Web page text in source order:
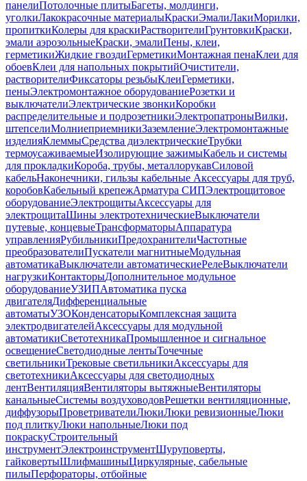
панелиПотолочные плитыБагеты, молдинги,
уголкиЛакокрасочные материалыКраскиЭмалиЛакиМорилки,
пропиткиКолеры для краскиРастворителиГрунтовкиКраски,
эмали аэрозольныеКраски, эмалиПены, клеи,
герметикиЖидкие гвоздиГерметикиМонтажная пенаКлеи для
обоевКлеи для напольных покрытийОчистители,
растворителиФиксаторы резьбыКлеиГерметики,
пеныЭлектромонтажное оборудованиеРозетки и
выключателиЭлектрические звонкиКоробки
распределительные и подрозетникиЭлектропатроныВилки,
штепселиМолниеприемникиЗаземлениеЭлектромонтажные
изделияКлеммыСредства диэлектрическиеТрубки
термоусаживаемыеИзолирующие зажимыКабель и системы
для прокладкиКороба, трубы, металлорукавСиловой
кабельНаконечники, гильзы кабельные Аксессуары для труб,
коробовКабельный крепежАрматура СИПЭлектрощитовое
оборудованиеЭлектрощитыАксессуары для
электрощитаШины электротехническиеВыключатели
путевые, концевыеТрансформаторыАппаратура
управленияРубильникиПредохранителиЧастотные
преобразователиПускатели магнитныеМодульная
автоматикаВыключатели автоматическиеРелеВыключатели
нагрузкиКонтакторыДополнительное модульное
оборудованиеУЗИПАвтоматика пуска
двигателяДифференциальные
автоматыУЗОКонденсаторыКомплексная защита
электродвигателейАксессуары для модульной
автоматикиСветотехникаПромышленное и сигнальное
освещениеСветодиодные лентыТочечные
светильникиТрековые светильникиАксессуары для
светотехникиАксессуары для светодиодных
лентВентиляцияВентиляторы вытяжныеВентиляторы
канальныеСистемы воздуховодовРешетки вентиляционные,
диффузорыПроветривателиЛюкиЛюки ревизионныеЛюки
под плиткуЛюки напольныеЛюки под
покраскуСтроительный
инструментЭлектроинструментШуруповерты,
гайковертыШлифмашиныЦиркулярные, сабельные
пилыПерфораторы, отбойные